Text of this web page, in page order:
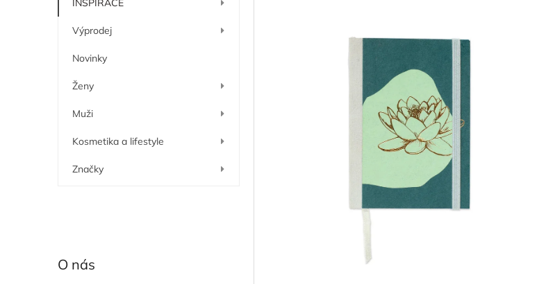
r
INSPIRACE
Výprodej
Novinky
Ženy
Muži
Kosmetika a lifestyle
Značky
O nás